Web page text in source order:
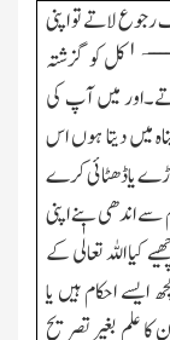
لاتے تو اپنی
۱کل کو گزشتہ
میں آپ کی
میں دیتا ہوں اس
یا ڈھٹائی کرے
سے اندھی بنے اپنی
کیا اللہ تعالٰی کے
ایسے احکام ہیں یا
کا علم بغیر تصریح